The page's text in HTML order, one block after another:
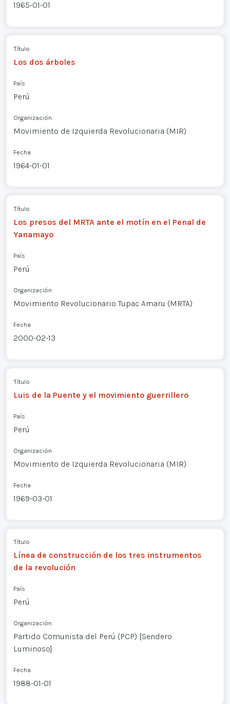
1965-01-01
Título
Los dos árboles
País
Perú
Organización
Movimiento de Izquierda Revolucionaria (MIR)
Fecha
1964-01-01
Título
Los presos del MRTA ante el motín en el Penal de
Yanamayo
País
Perú
Organización
Movimiento Revolucionario Tupac Amaru (MRTA)
Fecha
2000-02-13
Título
Luis de la Puente y el movimiento guerrillero
País
Perú
Organización
Movimiento de Izquierda Revolucionaria (MIR)
Fecha
1969-03-01
Título
Línea de construcción de los tres instrumentos
de la revolución
País
Perú
Organización
Partido Comunista del Perú (PCP) [Sendero
Luminoso]
Fecha
1988-01-01